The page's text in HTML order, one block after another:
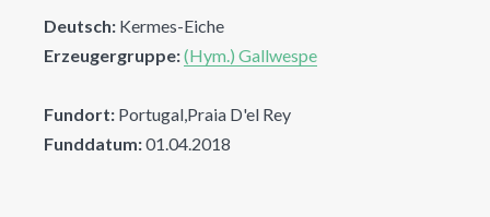
Deutsch: Kermes-Eiche
Erzeugergruppe:(Hym.) Gallwespe
Fundort: Portugal,Praia D'el Rey
Funddatum:01.04.2018